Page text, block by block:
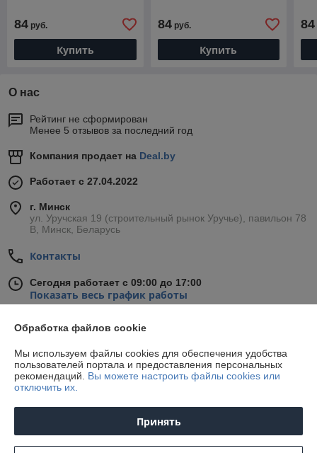
84 руб.
Купить
84руб.
Купить
84
О нас
Рейтинг не сформирован
Менее 5 отзывов за последний год
Компания продает на Deal.by
Работает с 27.04.2022
г. Минск
ул. Уручская 19 (строительный рынок Уручье), павильон 78
В, Минск, Беларусь
Контакты
Сегодня работает с 09:00 до 17:00
Показать весь график работы
9 отзывов за всё время
Обработка файлов cookie
Мы используем файлы cookies для обеспечения удобства
пользователей портала и предоставления персональных
рекомендаций. Вы можете настроить файлы cookies или
отключить их.
Принять